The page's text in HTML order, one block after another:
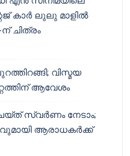
കാർ ലുലു മാളിൽ
ചിത്രം
വിസ്മയ
ആവേശം
സ്വർണം നേടാം;
ആരാധകർക്ക്